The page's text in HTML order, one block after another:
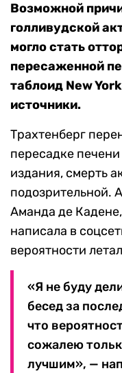
Возможной
голливудской
могло стать
пересаженной
таблоид New
источники.
Трахтенберг
пересадке
издания, смерть
подозрительной.
Аманда де
написала в
вероятности
«Я не буду
бесед за
что
сожалею
лучшим», —